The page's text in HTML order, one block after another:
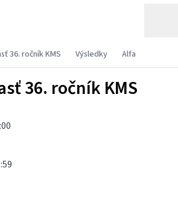
36. ročník KMS Výsledky Alfa
36. ročník KMS